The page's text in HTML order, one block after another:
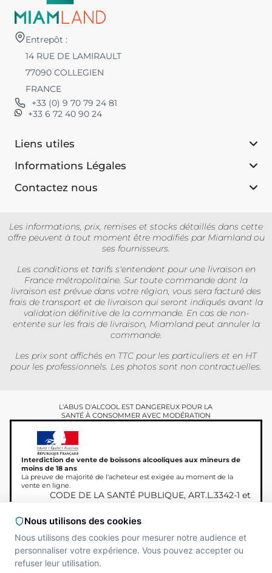
Entrepôt :
14 RUE DE LAMIRAULT
77090 COLLEGIEN
FRANCE
+33 (0) 9 70 79 24 81
+33 6 72 40 90 24
Liens utiles
Informations Légales
Contactez nous
Les informations, prix, remises et stocks détaillés dans cette
offre peuvent à tout moment être modifiés par Miamland ou
ses fournisseurs.
Les conditions et tarifs s'entendent pour une livraison en
France métropolitaine. Sur toute commande dont la
livraison est prévue dans votre région, vous sera facturé des
frais de transport et de livraison qui seront indiqués avant la
validation définitive de la commande. En cas de non-
entente sur les frais de livraison, Miamland peut annuler la
commande.
Les prix sont affichés en TTC pour les particuliers et en HT
pour les professionnels. Les photos sont non contractuelles.
L'ABUS D'ALCOOL EST DANGEREUX POUR LA
SANTÉ À CONSOMMER AVEC MODÉRATION
Interdiction de vente de boissons alcooliques aux mineurs de
moins de 18 ans
La preuve de majorité de l'acheteur est exigée au moment de la
vente en ligne.
CODE DE LA SANTÉ PUBLIQUE, ART.L.3342-1 et
Copyright © 2026
Miamland, Tous droits
Site réalisé parMAADAM
Nous utilisons des cookies
Nous utilisons des cookies pour mesurer notre audience et
personnaliser votre expérience. Vous pouvez accepter ou
refuser leur utilisation.